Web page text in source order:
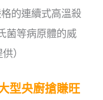
的連續式高溫殺
菌等病原體的威
）
型央廚搶賺旺